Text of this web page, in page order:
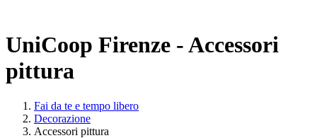
UniCoop Firenze - Accessori
pittura
Fai da te e tempo libero
Decorazione
Accessori pittura